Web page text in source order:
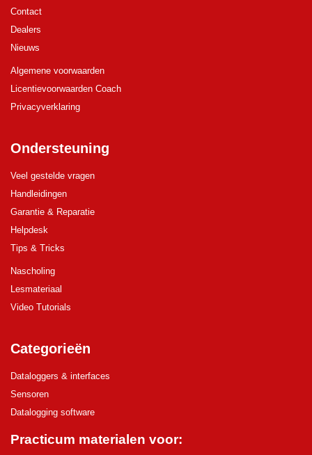
Contact
Dealers
Nieuws
Algemene voorwaarden
Licentievoorwaarden Coach
Privacyverklaring
Ondersteuning
Veel gestelde vragen
Handleidingen
Garantie & Reparatie
Helpdesk
Tips & Tricks
Nascholing
Lesmateriaal
Video Tutorials
Categorieën
Dataloggers & interfaces
Sensoren
Datalogging software
Practicum materialen voor: